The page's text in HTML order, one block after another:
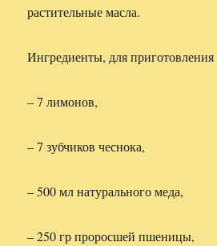
растительные масла.
Ингредиенты, для приготовления
– 7 лимонов,
– 7 зубчиков чеснока,
– 500 мл натурального меда,
– 250 гр проросшей пшеницы,